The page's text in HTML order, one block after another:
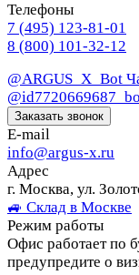
Телефоны
7 (495) 123-81-01
8 (800) 101-32-12
@ARGUS_X_Bot
Заказать звонок
E-mail
info@argus-x.ru
Адрес
г. Москва, ул.
🚙 Склад в Москве
Режим работы
Офис работает по
предупредите о